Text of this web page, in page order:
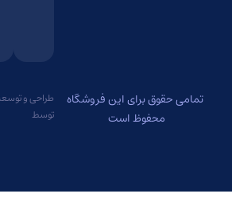
تمامی حقوق برای این فروشگاه
محفوظ است
طراحی و توسعه
توسط